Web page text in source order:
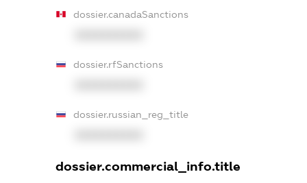
dossier.canadaSanctions
dossier.rfSanctions
dossier.russian_reg_title
dossier.commercial_info.title